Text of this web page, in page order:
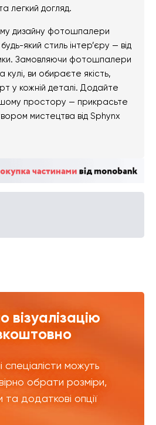
легкий догляд.
дизайну фотошпалери
який стиль інтер’єру — від
Замовляючи фотошпалери
кулі, ви обираєте якість,
у кожній деталі. Додайте
простору — прикрасьте
мистецтва від Sphynx
візуалізацію
спеціалісти можуть
обрати розміри,
та додаткові опції